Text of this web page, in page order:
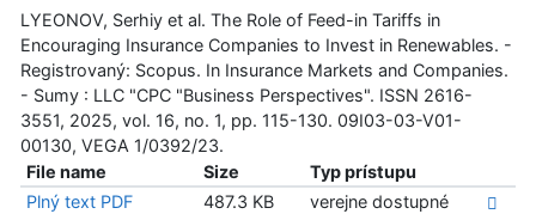
LYEONOV, Serhiy et al. The Role of Feed-in Tariffs in
Encouraging Insurance Companies to Invest in Renewables. -
Registrovaný: Scopus. In Insurance Markets and Companies.
- Sumy : LLC "СPС "Business Perspectives". ISSN 2616-
3551, 2025, vol. 16, no. 1, pp. 115-130. 09I03-03-V01-
00130, VEGA 1/0392/23.
File name
Size
Typ prístupu
Plný text PDF
487.3 KB verejne dostupné